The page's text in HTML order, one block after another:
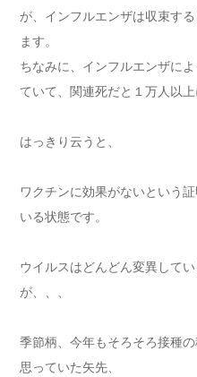
が、インフルエンザは収束す
ます。
ちなみに、インフルエンザに
ていて、関連死だと１万人以上
はっきり云うと、
ワクチンに効果がないという
いる状態です。
ウイルスはどんどん変異して
が、、、
季節柄、今年もそろそろ接種
思っていた矢先、